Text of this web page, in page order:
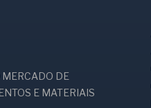
DE
E MATERIAIS